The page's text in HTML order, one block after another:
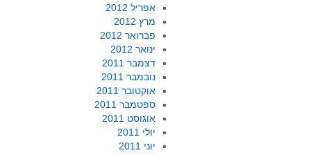
אפריל 2012
מרץ 2012
פברואר 2012
ינואר 2012
דצמבר 2011
נובמבר 2011
אוקטובר 2011
ספטמבר 2011
אוגוסט 2011
יולי 2011
יוני 2011